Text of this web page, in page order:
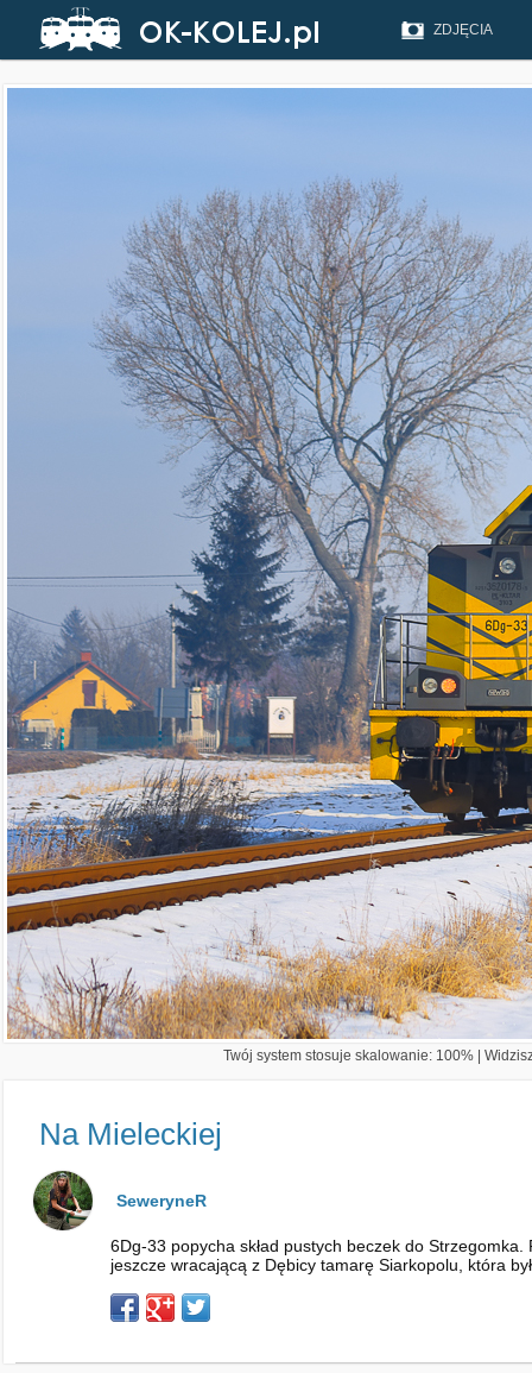
ZDJĘCIA
Twój system stosuje skalowanie: 100% |
Na Mieleckiej
SeweryneR
6Dg-33 popycha skład pustych beczek do
jeszcze wracającą z Dębicy tamarę Siarkopolu, która